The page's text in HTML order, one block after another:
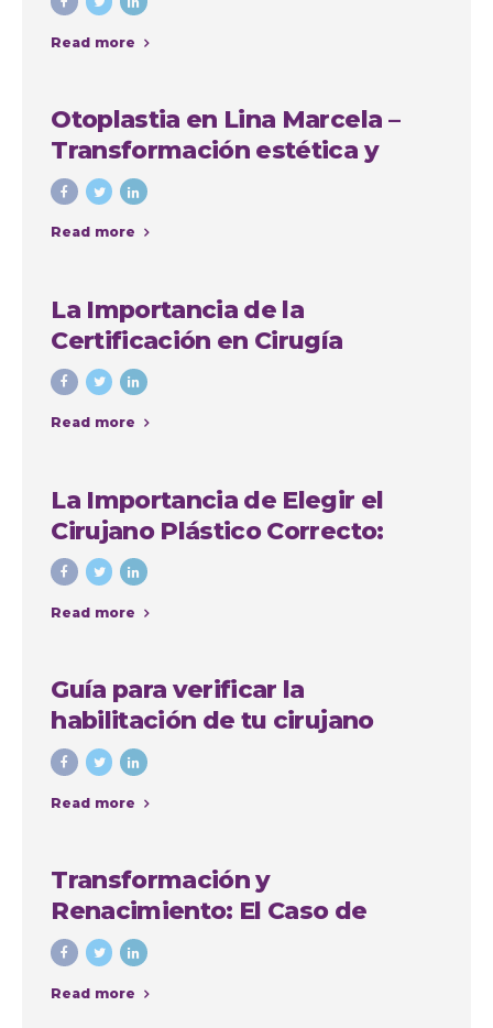
Read more
Otoplastia en Lina Marcela –
Transformación estética y
emocional con Colombia
Plastic
Read more
La Importancia de la
Certificación en Cirugía
Plástica: Consejos y Casos de
Éxito en Colombia
Read more
La Importancia de Elegir el
Cirujano Plástico Correcto:
Caso de Sindy Jhovana
Read more
Guía para verificar la
habilitación de tu cirujano
plástico en Antioquia
Read more
Transformación y
Renacimiento: El Caso de
Yadiris
Read more